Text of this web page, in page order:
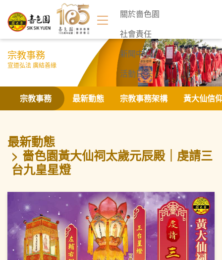
關於嗇色園
社會責任
新聞中心
活動日誌
聯絡我們
宗教事務
宣道弘法 廣結善緣
宗教事務 最新動態 宗教事務架構 黃大仙信
最新動態
嗇色園黃大仙祠太歲元辰殿｜虔請三
台九皇星燈